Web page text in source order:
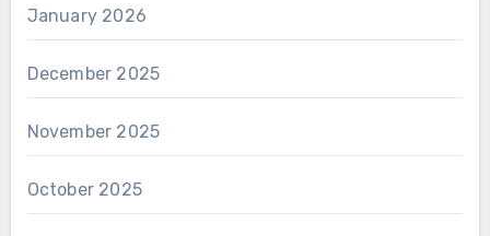
January 2026
December 2025
November 2025
October 2025